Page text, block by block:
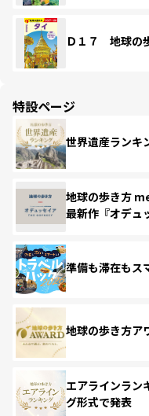
Ｄ１７ 地球の
特設ページ
世界遺産ランキ
地球の歩き方
最新作『オデュ
準備も滞在も
地球の歩き方ア
エアラインラ
グ形式で発表